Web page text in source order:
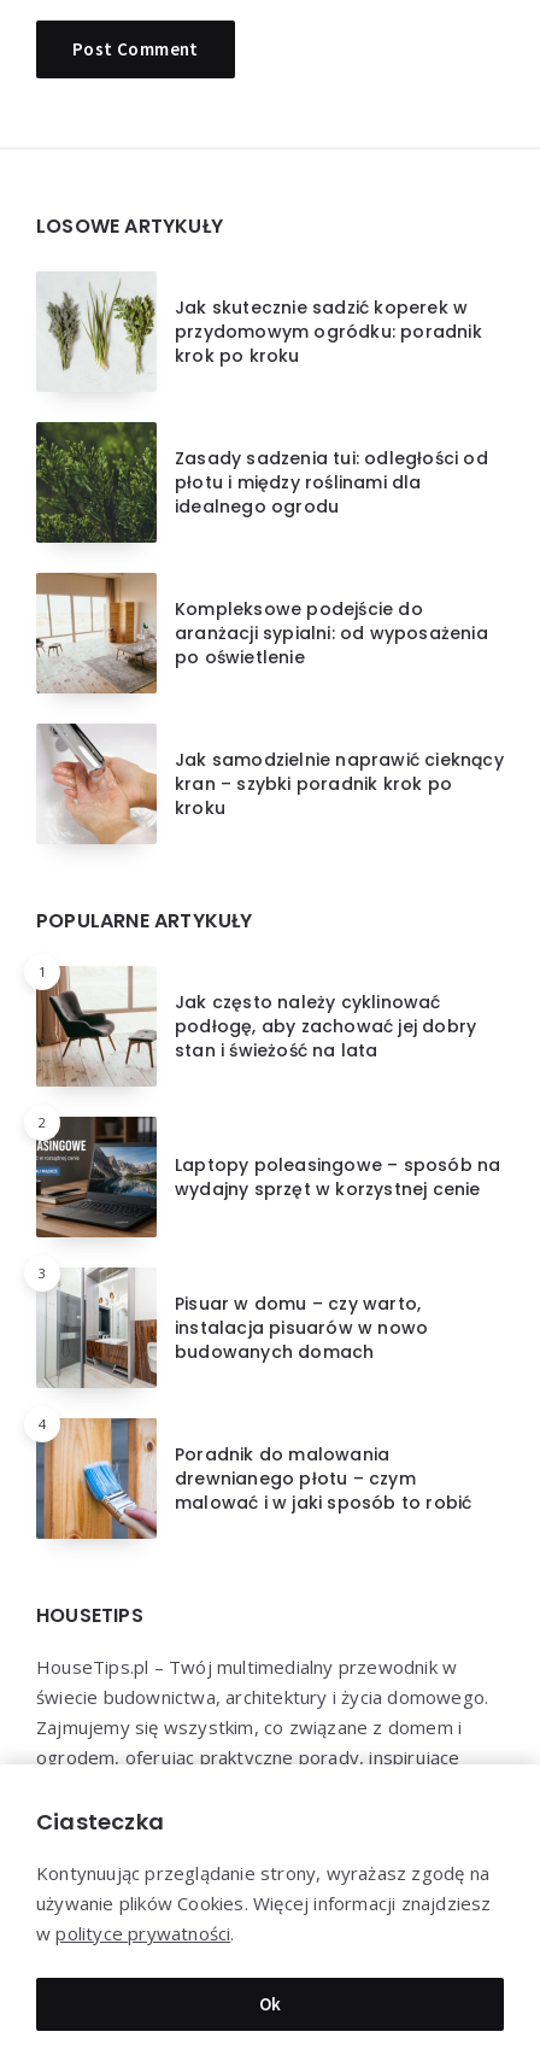
Widgets
LOSOWE ARTYKUŁY
Jak skutecznie sadzić koperek w
przydomowym ogródku: poradnik
krok po kroku
Zasady sadzenia tui: odległości od
płotu i między roślinami dla
idealnego ogrodu
Kompleksowe podejście do
aranżacji sypialni: od wyposażenia
po oświetlenie
Jak samodzielnie naprawić cieknący
kran – szybki poradnik krok po
kroku
POPULARNE ARTYKUŁY
1
Jak często należy cyklinować
podłogę, aby zachować jej dobry
stan i świeżość na lata
2
Laptopy poleasingowe – sposób na
wydajny sprzęt w korzystnej cenie
3
Pisuar w domu – czy warto,
instalacja pisuarów w nowo
budowanych domach
4
Poradnik do malowania
drewnianego płotu – czym
malować i w jaki sposób to robić
HOUSETIPS
HouseTips.pl – Twój multimedialny przewodnik w
świecie budownictwa, architektury i życia domowego.
Zajmujemy się wszystkim, co związane z domem i
ogrodem, oferując praktyczne porady, inspirujące
konsultacje. HouseTips.pl to miejsce, gdzie marzenia o
Dziękujemy za wizytę - HouseTips.pl © 2023
Ciasteczka
Kontynuując przeglądanie strony, wyrażasz zgodę na
używanie plików Cookies. Więcej informacji znajdziesz
wpolityce prywatności.
Ok